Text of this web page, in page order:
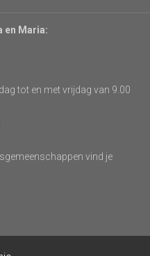
en Maria:
tot en met vrijdag van 9.00
vind je